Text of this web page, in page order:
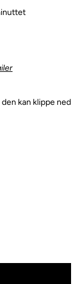
kan klippe ned